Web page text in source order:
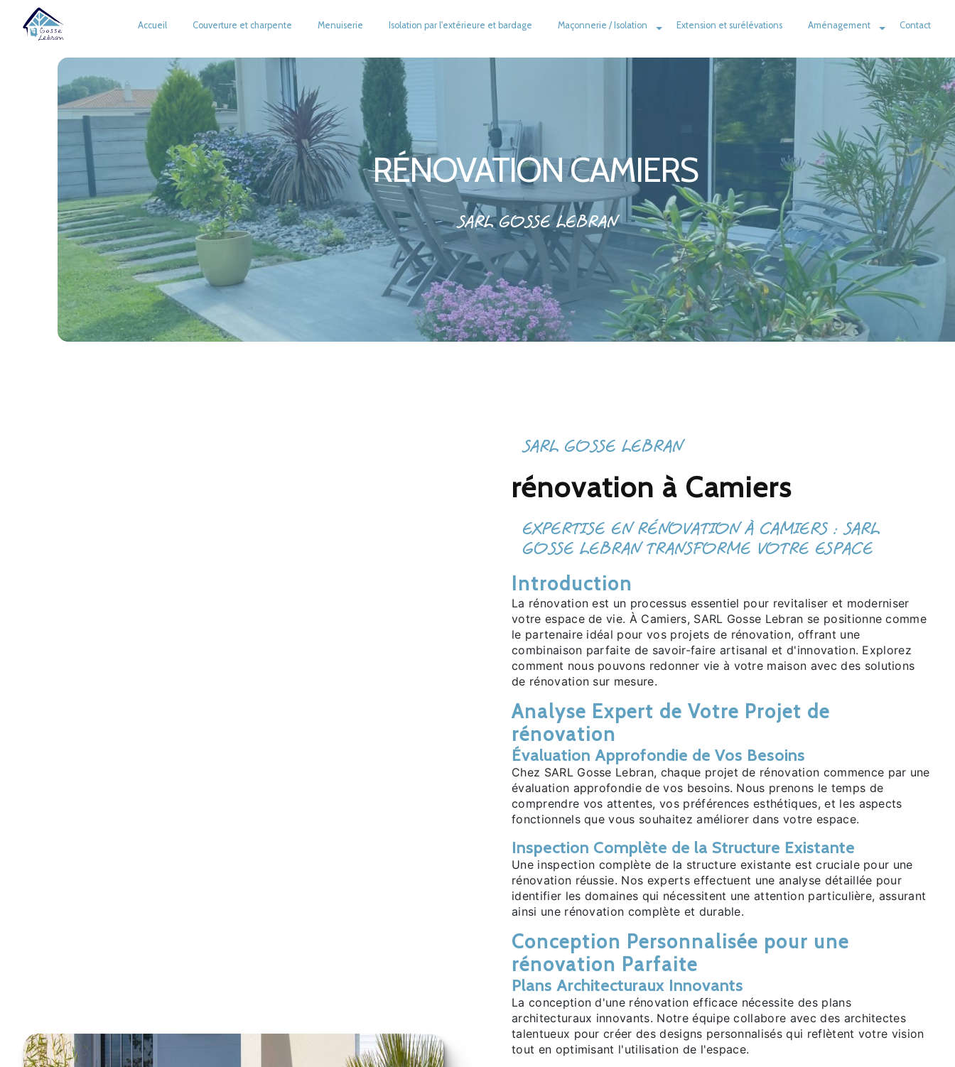
Accueil Couverture et charpente Menuiserie Isolation par l'extérieure et bardage Maçonnerie / Isolation Extension et surélévations Aménagement Contact
RÉNOVATION CAMIERS
SARL GOSSE LEBRAN
SARL GOSSE LEBRAN
rénovation à Camiers
EXPERTISE EN RÉNOVATION À CAMIERS : SARL
GOSSE LEBRAN TRANSFORME VOTRE ESPACE
Introduction
La rénovation est un processus essentiel pour revitaliser et moderniser
votre espace de vie. À Camiers, SARL Gosse Lebran se positionne comme
le partenaire idéal pour vos projets de rénovation, offrant une
combinaison parfaite de savoir-faire artisanal et d'innovation. Explorez
comment nous pouvons redonner vie à votre maison avec des solutions
de rénovation sur mesure.
Analyse Expert de Votre Projet de
rénovation
Évaluation Approfondie de Vos Besoins
Chez SARL Gosse Lebran, chaque projet de rénovation commence par une
évaluation approfondie de vos besoins. Nous prenons le temps de
comprendre vos attentes, vos préférences esthétiques, et les aspects
fonctionnels que vous souhaitez améliorer dans votre espace.
Inspection Complète de la Structure Existante
Une inspection complète de la structure existante est cruciale pour une
rénovation réussie. Nos experts effectuent une analyse détaillée pour
identifier les domaines qui nécessitent une attention particulière, assurant
ainsi une rénovation complète et durable.
Conception Personnalisée pour une
rénovation Parfaite
Plans Architecturaux Innovants
La conception d'une rénovation efficace nécessite des plans
architecturaux innovants. Notre équipe collabore avec des architectes
talentueux pour créer des designs personnalisés qui reflètent votre vision
tout en optimisant l'utilisation de l'espace.
Panneau de gestion des cookies